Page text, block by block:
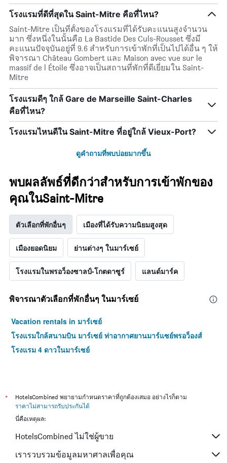
มี
แกน
X
1
แกน
แสดง
วัน
ของ
สัปดาห์
แผนภูมิ
มี
แกน
Y
1
เฉลี่ย
ของ
ห้อง
โรงแรมที่ดีที่สุดใน Saint-Mitre คือที่ไหน?
Saint-Mitre เป็นที่ตั้งของโรงแรมที่ได้รับคะแนนสูงจำนวน
มาก ซึ่งหนึ่งในนั้นคือ La Bastide Des Culs-Rousset ซึ่งมี
คะแนนปัจจุบันอยู่ที่ 9.6 สำหรับการเข้าพักที่เป็นไปได้อื่น ๆ ให้
พิจารณา Château Gombert และ Maison avec vue sur le
massif de l Étoile ซึ่งอาจเป็นสถานที่พักที่ดีเยี่ยมใน Saint-
Mitre
โรงแรมดีๆ ใกล้ Gare de Marseille Saint-Charles
คือที่ไหน?
โรงแรมไหนดีใน Saint-Mitre ที่อยู่ใกล้ Vieux-Port?
ดูคำถามที่พบบ่อยมากขึ้น
พบผลลัพธ์ที่ดีกว่าสำหรับการเข้าพักของ
คุณในSaint-Mitre
ตัวเลือกที่พักอื่นๆ เมืองที่ได้รับความนิยมสูงสุด
เมืองยอดนิยม ย่านต่างๆ ในมาร์เซย์
โรงแรมในพรอว็องซาลป์-โกตดาซูร์ แลนด์มาร์ค
พิจารณาตัวเลือกที่พักอื่นๆ ในมาร์เซย์
Vacation rentals in มาร์เซย์
โรงแรมใกล้สนามบิน มาร์เซย์ ท่าอากาศยานมาร์แซย์พรอว็องส์
โรงแรม 4 ดาวในมาร์เซย์
*
HotelsCombined พยายามกำหนดราคาที่ถูกต้องเสมอ อย่างไรก็ตาม
ราคาไม่สามารถรับประกันได้
นี่คือเหตุผล:
HotelsCombined ไม่ใช่ผู้ขาย
เรารวบรวมข้อมูลมหาศาลเพื่อคุณ